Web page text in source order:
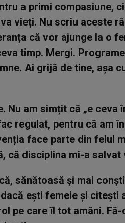
a primi compasiune,
vieți. Nu scriu aceste
că vor ajunge la o
timp. Mergi.
Ai grijă de tine, așa
Nu am simțit că „e ceva
regulat, pentru că am
face parte din felul
că disciplina mi-a salvat
sănătoasă și mai
ești femeie și citești
pe care îl tot amâni.